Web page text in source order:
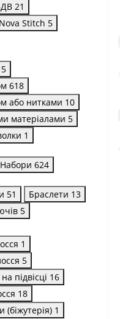
21
Nova Stitch 5
5
618
або нитками 10
матеріалами 5
1
Набори 624
51 Браслети 13
5
1
5
підвісці 16
18
(біжутерія) 1